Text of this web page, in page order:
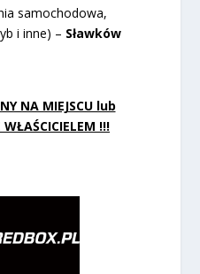
samochodowa,
i inne) – Sławków
NA MIEJSCU lub
!!!